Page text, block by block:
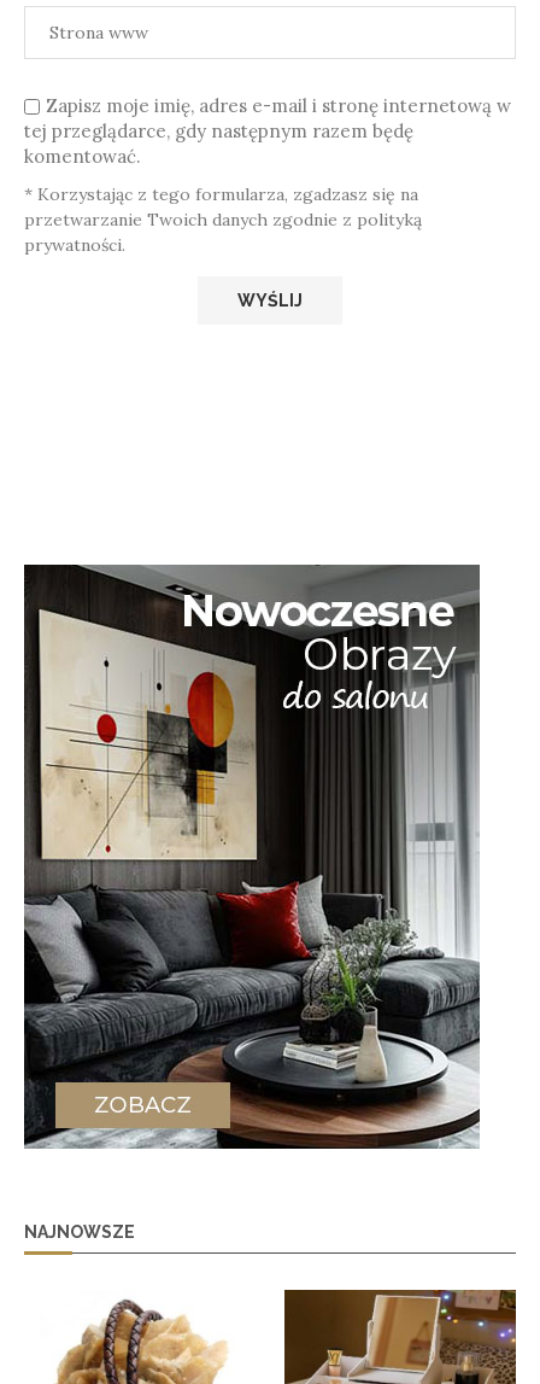
Zapisz moje imię, adres e-mail i stronę internetową w
tej przeglądarce, gdy następnym razem będę
komentować.
* Korzystając z tego formularza, zgadzasz się na
przetwarzanie Twoich danych zgodnie z polityką
prywatności.
NAJNOWSZE